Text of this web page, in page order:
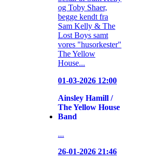
og Toby Shaer,
begge kendt fra
Sam Kelly & The
Lost Boys samt
vores "husorkester"
The Yellow
House...
01-03-2026 12:00
Ainsley Hamill /
The Yellow House
Band
...
26-01-2026 21:46